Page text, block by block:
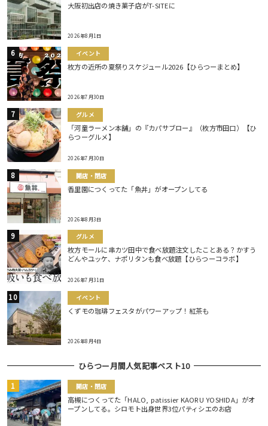
大阪初出店の焼き菓子店がT-SITEに
2026年8月1日
イベント
枚方の近所の夏祭りスケジュール2026【ひらつーまとめ】
2026年7月30日
グルメ
「河童ラーメン本舗」の『カパサブロー』（枚方市田口）【ひ
らつーグルメ】
2026年7月30日
開店・閉店
香里園につくってた「魚丼」がオープンしてる
2026年8月3日
グルメ
枚方モールに串カツ田中で食べ放題注文したことある？かすう
どんやユッケ、ナポリタンも食べ放題【ひらつーコラボ】
2026年7月31日
イベント
くずモの珈琲フェスタがパワーアップ！紅茶も
2026年8月4日
ひらつー月間人気記事ベスト10
開店・閉店
高槻につくってた「HALO, patissier KAORU YOSHIDA」がオ
ープンしてる。シロモト出身世界3位パティシエのお店